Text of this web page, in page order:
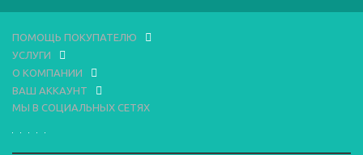
ПОМОЩЬ ПОКУПАТЕЛЮ
УСЛУГИ
О КОМПАНИИ
ВАШ АККАУНТ
МЫ В СОЦИАЛЬНЫХ СЕТЯХ